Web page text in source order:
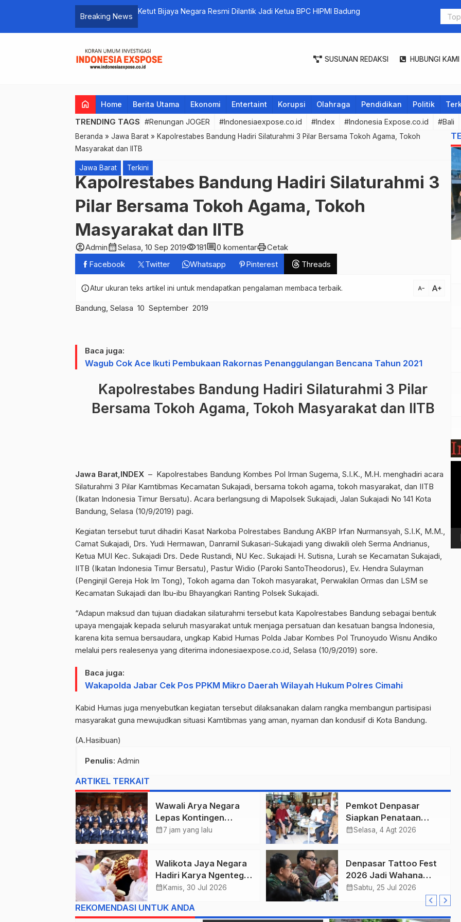
Breaking News
Ketut Bijaya Negara Resmi Dilantik Jadi Ketua BPC HIPMI Badung
Posko
Bali Catat
SUSUNAN REDAKSI HUBUNGI KAMI
home Home Berita Utama Ekonomi Entertaint Korupsi Olahraga Pendidikan Politik
TRENDING TAGS #Renungan JOGER #Indonesiaexpose.co.id #Index #Indonesia Expose.co.id #Bali
Beranda » Jawa Barat » Kapolrestabes Bandung Hadiri Silaturahmi 3 Pilar Bersama Tokoh Agama, Tokoh
Masyarakat dan IITB
Jawa Barat Terkini
Kapolrestabes Bandung Hadiri Silaturahmi 3
Pilar Bersama Tokoh Agama, Tokoh
Masyarakat dan IITB
account_circleAdmincalendar_monthSelasa, 10 Sep 2019visibility181comment0 komentarprintCetak
Facebook
Twitter Whatsapp Pinterest Threads
infoAtur ukuran teks artikel ini untuk mendapatkan pengalaman membaca terbaik. text_decrease text_increase
Bandung, Selasa 10 September 2019
Baca juga:
Wagub Cok Ace Ikuti Pembukaan Rakornas Penanggulangan Bencana Tahun 2021
Kapolrestabes Bandung Hadiri Silaturahmi 3 Pilar
Bersama Tokoh Agama, Tokoh Masyarakat dan IITB
Jawa Barat,INDEX – Kapolrestabes Bandung Kombes Pol Irman Sugema, S.I.K., M.H. menghadiri acara
Silaturahmi 3 Pilar Kamtibmas Kecamatan Sukajadi, bersama tokoh agama, tokoh masyarakat, dan IITB
(Ikatan Indonesia Timur Bersatu). Acara berlangsung di Mapolsek Sukajadi, Jalan Sukajadi No 141 Kota
Bandung, Selasa (10/9/2019) pagi.
Kegiatan tersebut turut dihadiri Kasat Narkoba Polrestabes Bandung AKBP Irfan Nurmansyah, S.I.K, M.M.,
Camat Sukajadi, Drs. Yudi Hermawan, Danramil Sukasari-Sukajadi yang diwakili oleh Serma Andrianus,
Ketua MUI Kec. Sukajadi Drs. Dede Rustandi, NU Kec. Sukajadi H. Sutisna, Lurah se Kecamatan Sukajadi,
IITB (Ikatan Indonesia Timur Bersatu), Pastur Widio (Paroki SantoTheodorus), Ev. Hendra Sulayman
(Penginjil Gereja Hok Im Tong), Tokoh agama dan Tokoh masyarakat, Perwakilan Ormas dan LSM se
Kecamatan Sukajadi dan Ibu-ibu Bhayangkari Ranting Polsek Sukajadi.
“Adapun maksud dan tujuan diadakan silaturahmi tersebut kata Kapolrestabes Bandung sebagai bentuk
upaya mengajak kepada seluruh masyarakat untuk menjaga persatuan dan kesatuan bangsa lndonesia,
karena kita semua bersaudara, ungkap Kabid Humas Polda Jabar Kombes Pol Trunoyudo Wisnu Andiko
melalui pers realesenya yang diterima indonesiaexpose.co.id, Selasa (10/9/2019) sore.
Baca juga:
Wakapolda Jabar Cek Pos PPKM Mikro Daerah Wilayah Hukum Polres Cimahi
Kabid Humas juga menyebutkan kegiatan tersebut dilaksanakan dalam rangka membangun partisipasi
masyarakat guna mewujudkan situasi Kamtibmas yang aman, nyaman dan kondusif di Kota Bandung.
(A.Hasibuan)
Penulis: Admin
ARTIKEL TERKAIT
Wawali Arya Negara
Lepas Kontingen
Kwarcab Denpasar
2026.
calendar_month7 jam yang lalu
Pemkot Denpasar
Siapkan Penataan
Wajah Pusat Kota,
Prioritas
calendar_monthSelasa, 4 Agt 2026
Walikota Jaya Negara
Hadiri Karya Ngenteg
Linggih Pura Gunung
Peraupan
calendar_month Kamis, 30 Jul 2026
Denpasar Tattoo Fest
2026 Jadi Wahana
Penguatan Ekonomi
calendar_monthSabtu, 25 Jul 2026
REKOMENDASI UNTUK ANDA